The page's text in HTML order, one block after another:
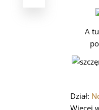
A
Dział:
Więcej